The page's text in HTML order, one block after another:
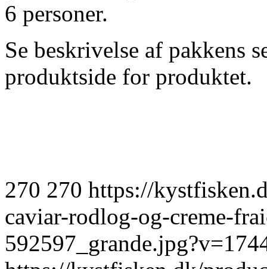
6 personer.
Se beskrivelse af pakkens
produktside for produktet.
270 270 https://
caviar-rodlog-og-creme-